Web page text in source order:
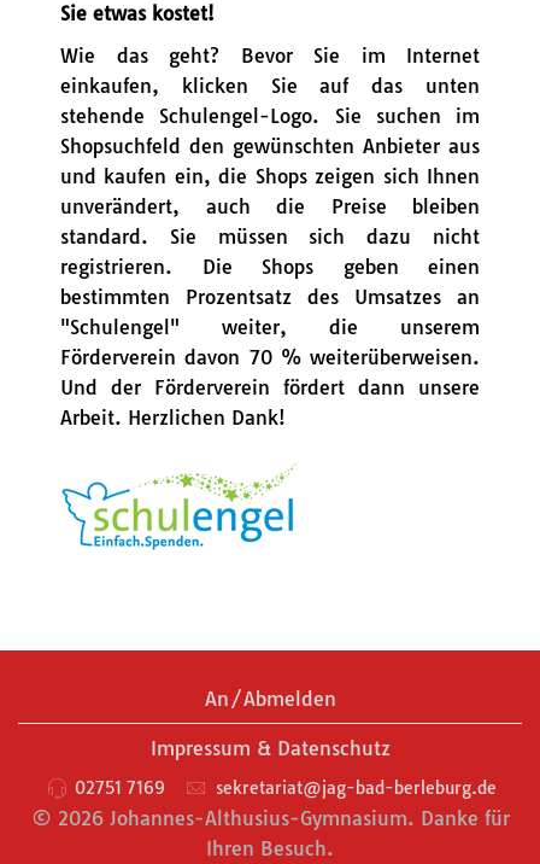
Sie etwas kostet!
Wie das geht? Bevor Sie im Internet
einkaufen, klicken Sie auf das unten
stehende Schulengel-Logo. Sie suchen im
Shopsuchfeld den gewünschten Anbieter aus
und kaufen ein, die Shops zeigen sich Ihnen
unverändert, auch die Preise bleiben
standard. Sie müssen sich dazu nicht
registrieren. Die Shops geben einen
bestimmten Prozentsatz des Umsatzes an
"Schulengel" weiter, die unserem
Förderverein davon 70 % weiterüberweisen.
Und der Förderverein fördert dann unsere
Arbeit. Herzlichen Dank!
An/Abmelden
Impressum & Datenschutz
02751 7169 sekretariat@jag-bad-berleburg.de
© 2026 Johannes-Althusius-Gymnasium. Danke für
Ihren Besuch.